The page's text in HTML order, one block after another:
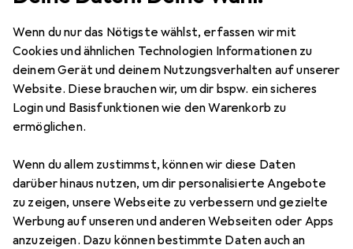
Wenn du nur das Nötigste wählst, erfassen wir mit
Cookies und ähnlichen Technologien Informationen zu
deinem Gerät und deinem Nutzungsverhalten auf unserer
Website. Diese brauchen wir, um dir bspw. ein sicheres
Login und Basisfunktionen wie den Warenkorb zu
ermöglichen.
Wenn du allem zustimmst, können wir diese Daten
darüber hinaus nutzen, um dir personalisierte Angebote
zu zeigen, unsere Webseite zu verbessern und gezielte
Werbung auf unseren und anderen Webseiten oder Apps
anzuzeigen. Dazu können bestimmte Daten auch an
17 Bilder
UbiquitiU7 Long-Range
Preis in EUR inkl. MwSt.
EUR
175,63
19
Bewertungen Marke
Mehr von Ubiquiti